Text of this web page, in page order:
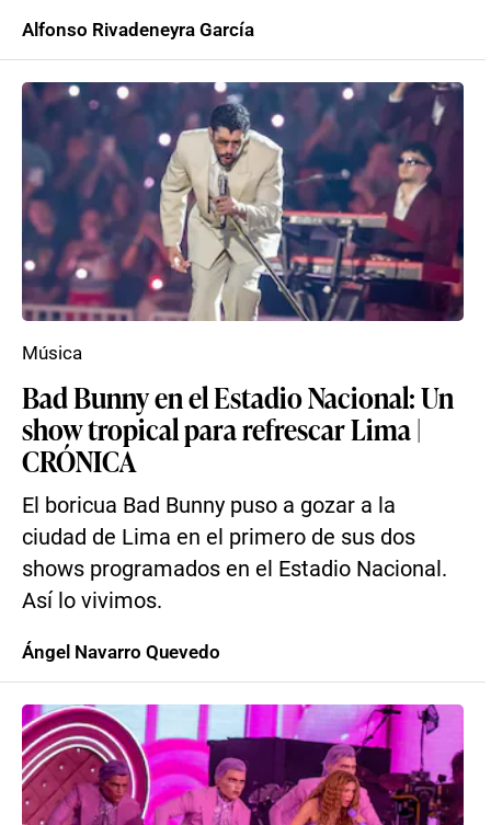
Alfonso Rivadeneyra García
Bad Bunny en el Estadio Nacional: Un
show tropical para refrescar Lima |
CRÓNICA
El boricua Bad Bunny puso a gozar a la
ciudad de Lima en el primero de sus dos
shows programados en el Estadio Nacional.
Así lo vivimos.
Música
Ángel Navarro Quevedo